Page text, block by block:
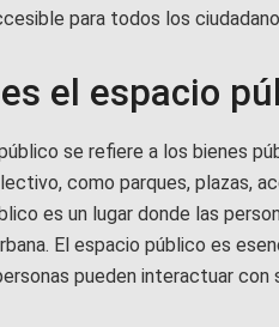
para todos los
el espacio
se refiere a los bienes
como parques, plazas,
es un lugar donde las
El espacio público es
pueden interactuar con